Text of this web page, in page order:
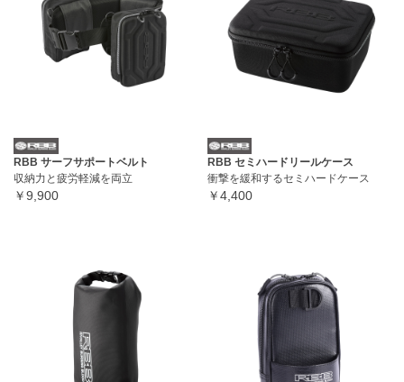
RBB サーフサポートベルト
収納力と疲労軽減を両立
￥9,900
RBB セミハードリールケース
衝撃を緩和するセミハードケース
￥4,400